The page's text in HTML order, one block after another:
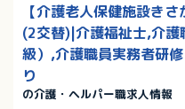
【介護老人保健施設き
(2交替)|介護福祉士,介護
級）,介護職員実務者研
り
の介護・ヘルパー職求人情報